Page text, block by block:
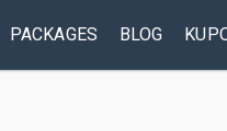
PACKAGES BLOG